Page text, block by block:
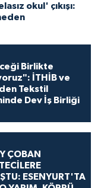
okul' çıkışı:
Birlikte
İTHİB ve
Tekstil
Dev İş Birliği
ÇOBAN
ESENYURT'TA